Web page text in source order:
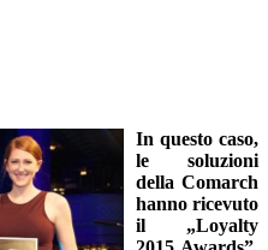
In questo caso,
le soluzioni
della Comarch
hanno ricevuto
il „Loyalty